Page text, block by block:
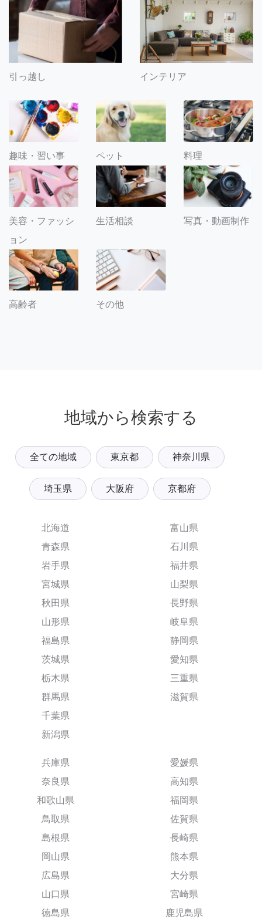
引っ越し インテリア
趣味・習い事 ペット 料理
美容・ファッシ
ョン
生活相談 写真・動画制作
高齢者 その他
地域から検索する
全ての地域 東京都 神奈川県
埼玉県 大阪府 京都府
北海道
青森県
岩手県
宮城県
秋田県
山形県
福島県
茨城県
栃木県
群馬県
千葉県
新潟県
富山県
石川県
福井県
山梨県
長野県
岐阜県
静岡県
愛知県
三重県
滋賀県
兵庫県
奈良県
和歌山県
鳥取県
島根県
岡山県
広島県
山口県
徳島県
愛媛県
高知県
福岡県
佐賀県
長崎県
熊本県
大分県
宮崎県
鹿児島県